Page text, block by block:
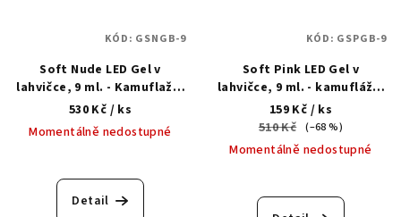
Soft Nude LED Gel v
lahvičce, 9 ml. - Kamuflažní
stavební LED gel v lahvičce
530 Kč / ks
Momentálně nedostupné
Detail
KÓD: GSNGB-9
Soft Pink LED Gel v
lahvičce, 9 ml. - kamuflážní
stavební gel
159 Kč / ks
510 Kč (–68 %)
Momentálně nedostupné
KÓD: GSPGB-9